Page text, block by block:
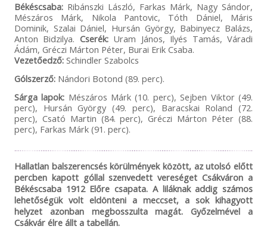
Békéscsaba:Ribánszki László, Farkas Márk, Nagy Sándor,
Mészáros Márk, Nikola Pantovic, Tóth Dániel, Máris
Dominik, Szalai Dániel, Hursán György, Babinyecz Balázs,
Anton Bidzilya. Cserék:Uram János, Ilyés Tamás, Váradi
Ádám, Gréczi Márton Péter, Burai Erik Csaba.
Vezetőedző:Schindler Szabolcs
Gólszerző:Nándori Botond (89. perc).
Sárga lapok: Mészáros Márk (10. perc), Sejben Viktor (49.
perc), Hursán György (49. perc), Baracskai Roland (72.
perc), Csató Martin (84. perc), Gréczi Márton Péter (88.
perc), Farkas Márk (91. perc).
Hallatlan balszerencsés körülmények között, az utolsó előtt
percben kapott góllal szenvedett vereséget Csákváron a
Békéscsaba 1912 Előre csapata. A liláknak addig számos
lehetőségük volt eldönteni a meccset, a sok kihagyott
helyzet azonban megbosszulta magát. Győzelmével a
Csákvár élre állt a tabellán.